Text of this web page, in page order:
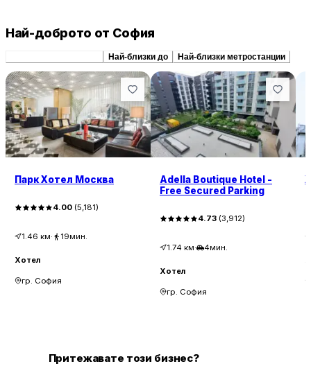
Най-доброто от София
Най-близки до Най-близки метростанции
Парк Хотел Москва
4.00 (5,181)
1.46 км· 19мин.
Хотел
гр. София
Adella Boutique Hotel -
Free Secured Parking
4.73 (3,912)
1.74 км· 4мин.
Хотел
гр. София
Притежавате този бизнес?